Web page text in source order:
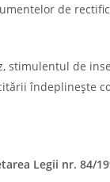
de
stimulentul de
îndeplineşte
Legii nr. 84/